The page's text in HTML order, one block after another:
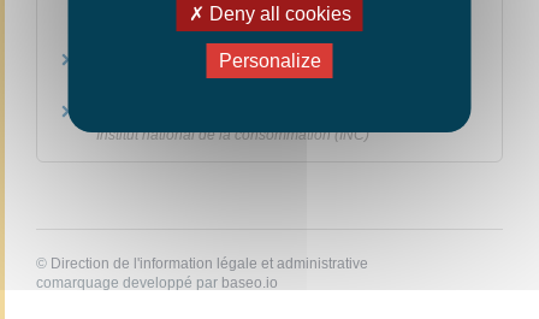
mobilité réduite en Europe
Commission européenne
Articles interdits en cabine et en soute
Ministère chargé des transports
Institut national de la consommation (INC)
© Direction de l'information légale et administrative
comarquage developpé par baseo.io
Deny all cookies
Personalize